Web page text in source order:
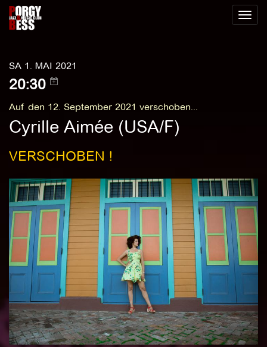
Toggle
SA 1. MAI 2021
20:30
Auf den 12. September 2021 verschoben...
Cyrille Aimée (USA/F)
VERSCHOBEN !